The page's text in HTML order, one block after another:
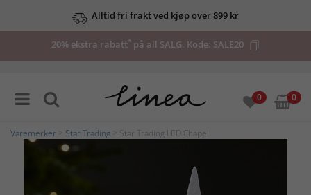
Alltid fri frakt ved kjøp over 899 kr
20% ekstra rabatt* på all SALG. Kode: SALE20
0 0
Varemerker Star Trading > Star Trading LED Chapel